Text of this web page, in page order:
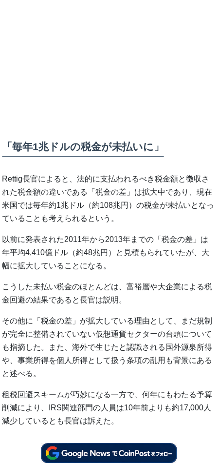
「毎年1兆ドルの税金が未払いに」
Rettig長官によると、法的に支払われるべき税金額と徴収さ
れた税金額の違いである「税金の差」は拡大中であり、現在
米国では毎年約1兆ドル（約108兆円）の税金が未払いとなっ
ていることも考えられるという。
以前に発表された2011年から2013年までの「税金の差」は
年平均4,410億ドル（約48兆円）と見積もられていたが、大
幅に拡大していることになる。
こうした未払い税金のほとんどは、富裕層や大企業による税
金回避の結果であると長官は説明。
その他に「税金の差」が拡大している理由として、まだ規制
が完全に整備されていない仮想通貨セクターの台頭について
も指摘した。また、海外で生じたと認識される国外源泉所得
や、事業所得を個人所得として扱う条項の乱用も背景にある
と述べる。
租税回避スキームが巧妙になる一方で、何年にもわたる予算
削減により、IRS関連部門の人員は10年前よりも約17,000人
減少しているとも長官は訴えた。